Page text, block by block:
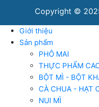
Copyright ©
Giới thiệu
Sản phẩm
PHÔ MAI
THỰC PHẨM
BỘT MÌ - BỘT
CÀ CHUA - HẠT
NUI MÌ